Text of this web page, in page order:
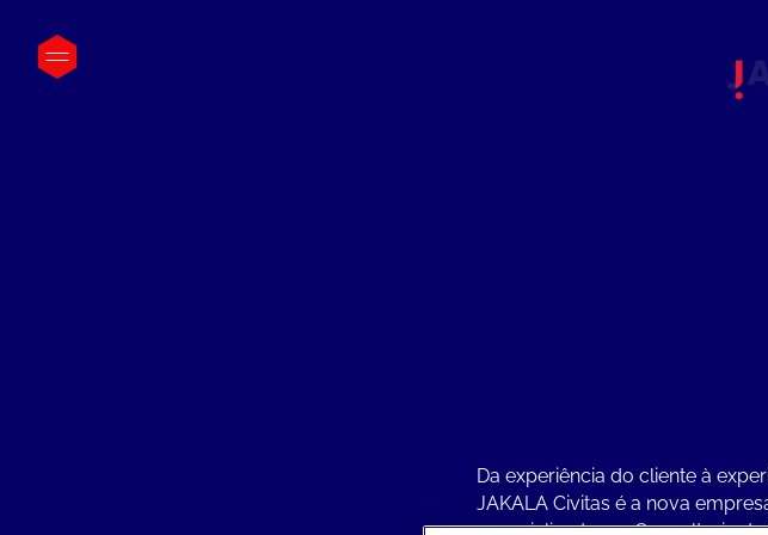
Da experiência do cliente à
JAKALA Civitas é a nova